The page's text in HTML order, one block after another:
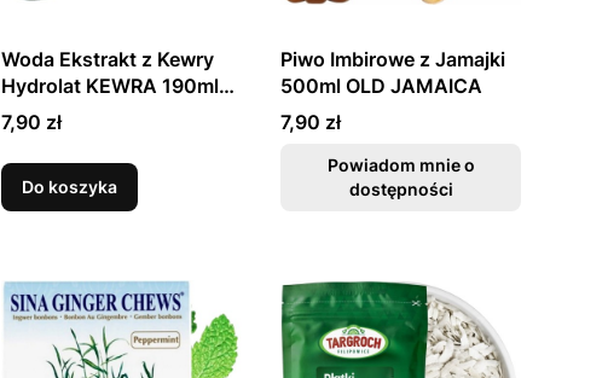
Woda Ekstrakt z Kewry
Hydrolat KEWRA 190ml
TRS
Cena
7,90 zł
Do koszyka
Piwo Imbirowe z Jamajki
500ml OLD JAMAICA
Cena
7,90 zł
Powiadom mnie o
dostępności